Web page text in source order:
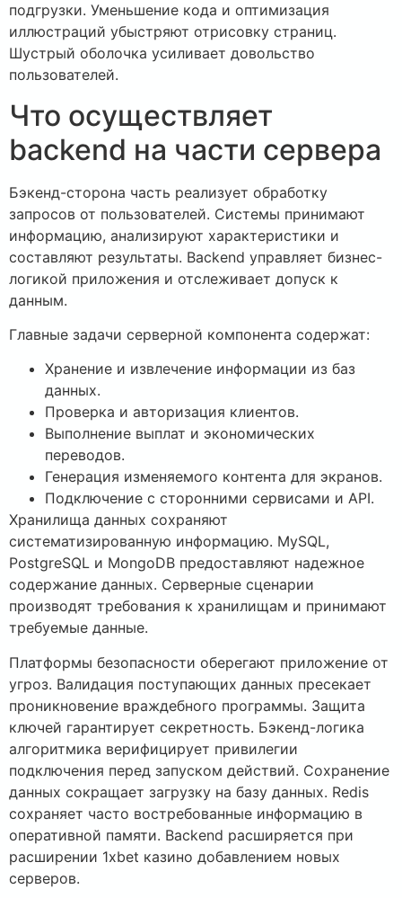
подгрузки. Уменьшение кода и оптимизация
иллюстраций убыстряют отрисовку страниц.
Шустрый оболочка усиливает довольство
пользователей.
Что осуществляет
backend на части сервера
Бэкенд-сторона часть реализует обработку
запросов от пользователей. Системы принимают
информацию, анализируют характеристики и
составляют результаты. Backend управляет бизнес-
логикой приложения и отслеживает допуск к
данным.
Главные задачи серверной компонента содержат:
Хранение и извлечение информации из баз
данных.
Проверка и авторизация клиентов.
Выполнение выплат и экономических
переводов.
Генерация изменяемого контента для экранов.
Подключение с сторонними сервисами и API.
Хранилища данных сохраняют
систематизированную информацию. MySQL,
PostgreSQL и MongoDB предоставляют надежное
содержание данных. Серверные сценарии
производят требования к хранилищам и принимают
требуемые данные.
Платформы безопасности оберегают приложение от
угроз. Валидация поступающих данных пресекает
проникновение враждебного программы. Защита
ключей гарантирует секретность. Бэкенд-логика
алгоритмика верифицирует привилегии
подключения перед запуском действий. Сохранение
данных сокращает загрузку на базу данных. Redis
сохраняет часто востребованные информацию в
оперативной памяти. Backend расширяется при
расширении 1xbet казино добавлением новых
серверов.